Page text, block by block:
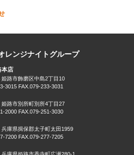
レンジナイトグループ
本店
姫路市飾磨区中島2丁目10
3015 FAX.079-233-3031
姫路市別所町別所4丁目27
2000 FAX.079-251-3030
兵庫県揖保郡太子町太田1959
7200 FAX.079-277-7205